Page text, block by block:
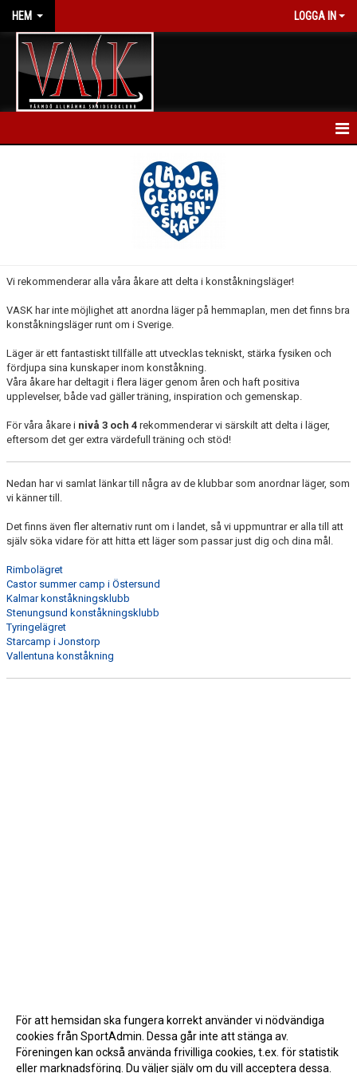
HEM LOGGA IN
INFORMATION FÖR ÅKARE
LÄGER
VÄRMDÖKRISTALLEN 2026
Vi rekommenderar alla våra åkare att delta i konståkningsläger!
VASK har inte möjlighet att anordna läger på hemmaplan, men det finns bra
konståkningsläger runt om i Sverige.
Läger är ett fantastiskt tillfälle att utvecklas tekniskt, stärka fysiken och
fördjupa sina kunskaper inom konståkning.
Våra åkare har deltagit i flera läger genom åren och haft positiva
upplevelser, både vad gäller träning, inspiration och gemenskap.
För våra åkare i nivå 3 och 4 rekommenderar vi särskilt att delta i läger,
eftersom det ger extra värdefull träning och stöd!
Nedan har vi samlat länkar till några av de klubbar som anordnar läger, som
vi känner till.
Det finns även fler alternativ runt om i landet, så vi uppmuntrar er alla till att
själv söka vidare för att hitta ett läger som passar just dig och dina mål.
Rimbolägret
Castor summer camp i Östersund
Kalmar konståkningsklubb
Stenungsund konståkningsklubb
Tyringelägret
Starcamp i Jonstorp
Vallentuna konståkning
För att hemsidan ska fungera korrekt använder vi nödvändiga
cookies från SportAdmin. Dessa går inte att stänga av.
Föreningen kan också använda frivilliga cookies, t.ex. för statistik
eller marknadsföring. Du väljer själv om du vill acceptera dessa.